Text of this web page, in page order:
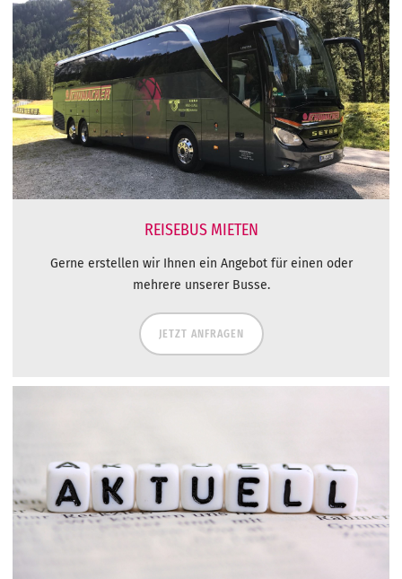
REISEBUS MIETEN
Gerne erstellen wir Ihnen ein Angebot für einen oder
mehrere unserer Busse.
JETZT ANFRAGEN